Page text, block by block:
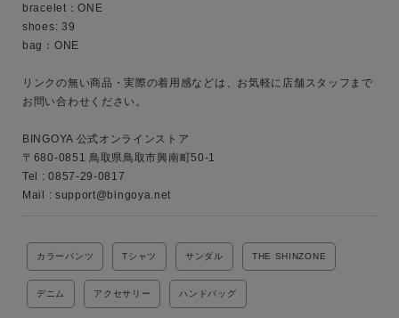
ブランド
bracelet：ONE
shoes: 39
bag：ONE
リンクの無い商品・実際の着用感などは、お気軽に店舗スタッフまで
お問い合わせください。
BINGOYA 公式オンラインストア
〒680-0851 鳥取県鳥取市興南町50-1
Tel : 0857-29-0817
Mail : support@bingoya.net
カラーパンツ Tシャツ サンダル THE SHINZONE
デニム アクセサリー ハンドバッグ